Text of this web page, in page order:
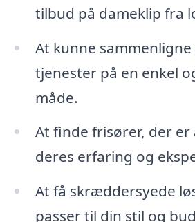
tilbud på dameklip fra
At kunne
tjenester på en enkel
måde.
At finde frisører, der
deres erfaring og
At få skræddersyede
passer til din stil og